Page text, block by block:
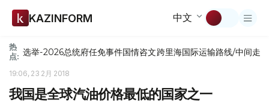
KAZINFORM 中文
热
点: 选举-2026总统府任免事件国情咨文跨里海国际运输路线/中间走廊
19:06, 23 2月 2018
我国是全球汽油价格最低的国家之一